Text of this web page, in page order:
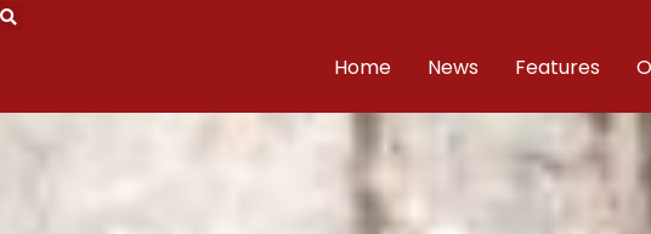
Home News Features